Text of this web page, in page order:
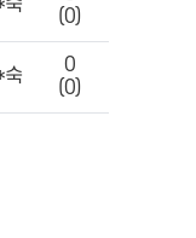
숙
(0)
숙
0
(0)